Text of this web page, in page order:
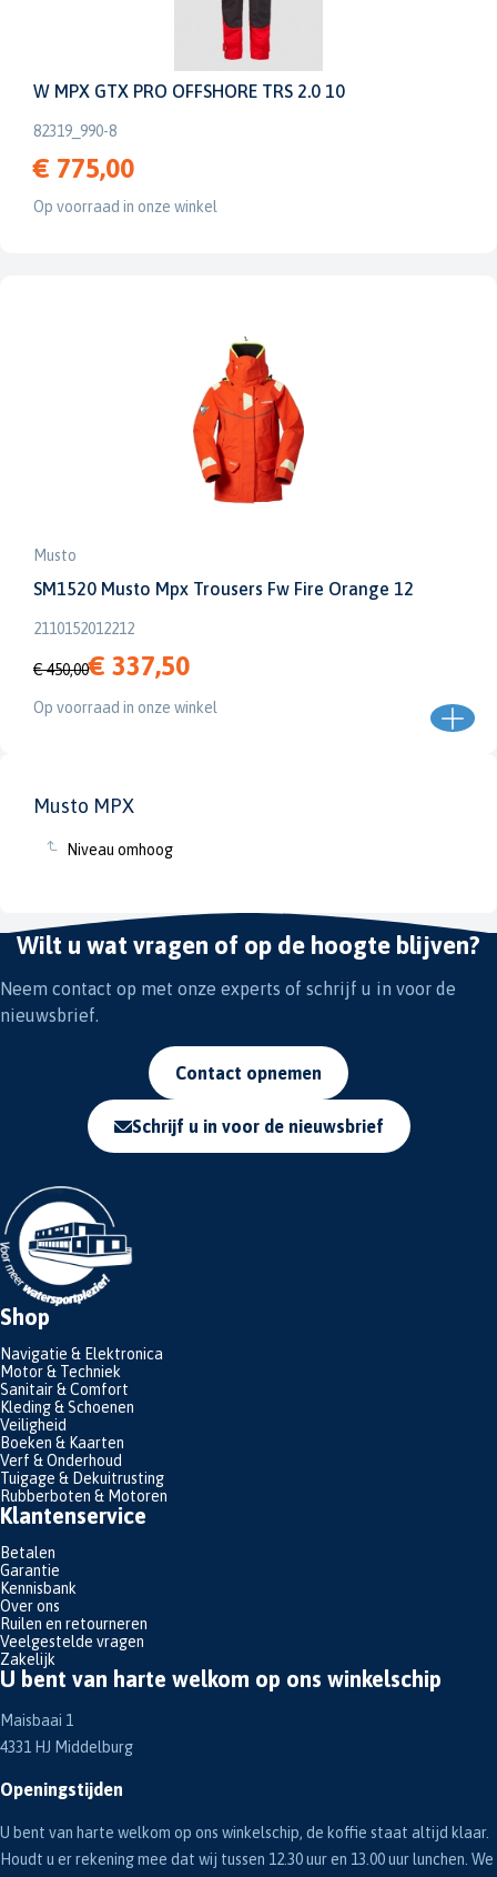
Musto MPX
Niveau omhoog
W MPX GTX PRO OFFSHORE TRS 2.0 10
82319_990-8
€ 775,00
Op voorraad in onze winkel
Musto
SM1520 Musto Mpx Trousers Fw Fire Orange 12
2110152012212
€ 450,00€ 337,50
Op voorraad in onze winkel
Wilt u wat vragen of op de hoogte blijven?
Neem contact op met onze experts of schrijf u in voor de
nieuwsbrief.
Contact opnemen
Schrijf u in voor de nieuwsbrief
Shop
Navigatie & Elektronica
Motor & Techniek
Sanitair & Comfort
Kleding & Schoenen
Veiligheid
Boeken & Kaarten
Verf & Onderhoud
Tuigage & Dekuitrusting
Rubberboten & Motoren
Klantenservice
Betalen
Garantie
Kennisbank
Over ons
Ruilen en retourneren
Veelgestelde vragen
Zakelijk
U bent van harte welkom op ons winkelschip
Maisbaai 1
4331 HJ Middelburg
Openingstijden
U bent van harte welkom op ons winkelschip, de koffie staat altijd klaar.
Houdt u er rekening mee dat wij tussen 12.30 uur en 13.00 uur lunchen. We